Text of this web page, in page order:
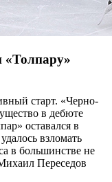
«Толпару»
старт. «Черно-
в дебюте
оставался в
взломать
в большинстве не
Переседов